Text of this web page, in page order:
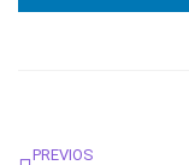
PREVIOS